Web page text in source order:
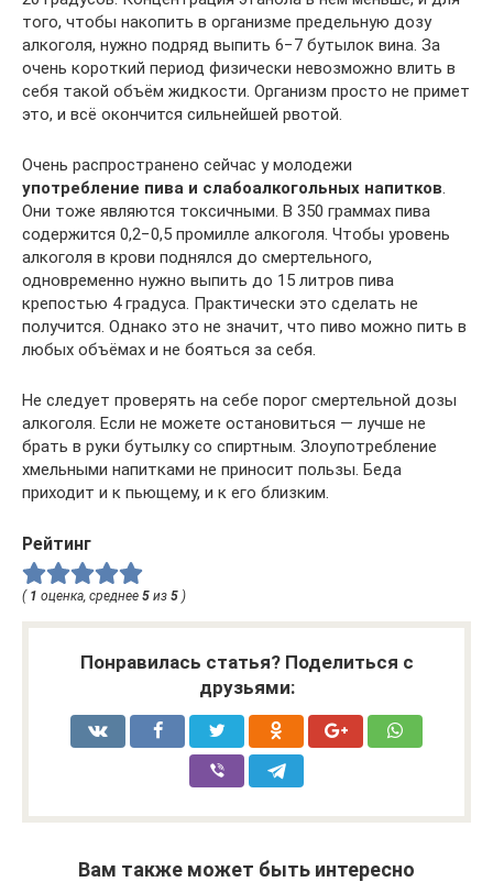
того, чтобы накопить в организме предельную дозу
алкоголя, нужно подряд выпить 6−7 бутылок вина. За
очень короткий период физически невозможно влить в
себя такой объём жидкости. Организм просто не примет
это, и всё окончится сильнейшей рвотой.
Очень распространено сейчас у молодежи
употребление пива и слабоалкогольных напитков.
Они тоже являются токсичными. В 350 граммах пива
содержится 0,2−0,5 промилле алкоголя. Чтобы уровень
алкоголя в крови поднялся до смертельного,
одновременно нужно выпить до 15 литров пива
крепостью 4 градуса. Практически это сделать не
получится. Однако это не значит, что пиво можно пить в
любых объёмах и не бояться за себя.
Не следует проверять на себе порог смертельной дозы
алкоголя. Если не можете остановиться — лучше не
брать в руки бутылку со спиртным. Злоупотребление
хмельными напитками не приносит пользы. Беда
приходит и к пьющему, и к его близким.
Рейтинг
( 1 оценка, среднее 5 из 5 )
Понравилась статья? Поделиться с
друзьями:
Вам также может быть интересно